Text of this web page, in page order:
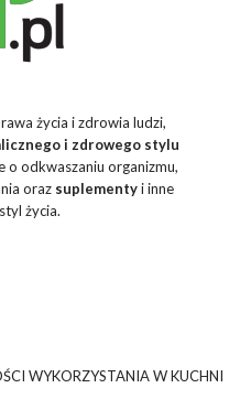
życia i zdrowia ludzi,
i zdrowego stylu
o odkwaszaniu organizmu,
oraz suplementyi inne
życia.
WYKORZYSTANIA W KUCHNI